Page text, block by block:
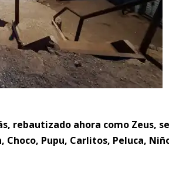
rebautizado ahora como Zeus,
Choco, Pupu, Carlitos, Peluca,